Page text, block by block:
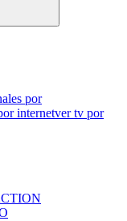
por
internetver tv por